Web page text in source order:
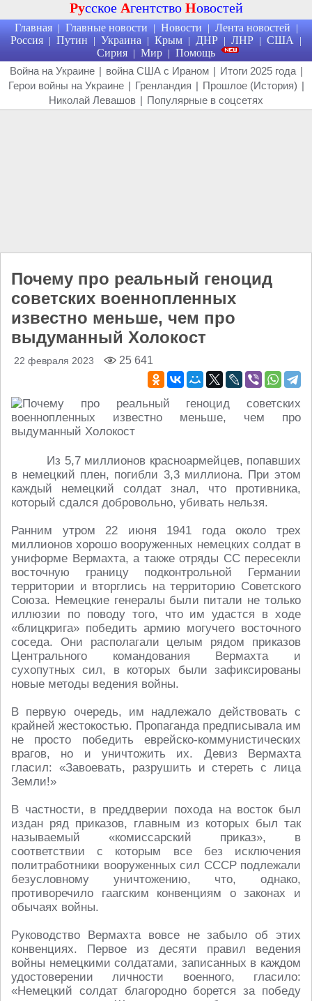
Русское Агентство Новостей
Главная | Главные новости | Новости | Лента новостей |
Россия | Путин | Украина | Крым | ДНР | ЛНР | США |
Сирия | Мир | Помощь
Война на Украине | война США с Ираном | Итоги 2025 года |
Герои войны на Украине | Гренландия | Прошлое (История) |
Николай Левашов | Популярные в соцсетях
Почему про реальный геноцид
советских военнопленных
известно меньше, чем про
выдуманный Холокост
22 февраля 2023 25 641
Из 5,7 миллионов красноармейцев, попавших
в немецкий плен, погибли 3,3 миллиона. При этом
каждый немецкий солдат знал, что противника,
который сдался добровольно, убивать нельзя.
Ранним утром 22 июня 1941 года около трех
миллионов хорошо вооруженных немецких солдат в
униформе Вермахта, а также отряды СС пересекли
восточную границу подконтрольной Германии
территории и вторглись на территорию Советского
Союза. Немецкие генералы были питали не только
иллюзии по поводу того, что им удастся в ходе
«блицкрига» победить армию могучего восточного
соседа. Они располагали целым рядом приказов
Центрального командования Вермахта и
сухопутных сил, в которых были зафиксированы
новые методы ведения войны.
В первую очередь, им надлежало действовать с
крайней жестокостью. Пропаганда предписывала им
не просто победить еврейско-коммунистических
врагов, но и уничтожить их. Девиз Вермахта
гласил: «Завоевать, разрушить и стереть с лица
Земли!»
В частности, в преддверии похода на восток был
издан ряд приказов, главным из которых был так
называемый «комиссарский приказ», в
соответствии с которым все без исключения
политработники вооруженных сил СССР подлежали
безусловному уничтожению, что, однако,
противоречило гаагским конвенциям о законах и
обычаях войны.
Руководство Вермахта вовсе не забыло об этих
конвенциях. Первое из десяти правил ведения
войны немецкими солдатами, записанных в каждом
удостоверении личности военного, гласило:
«Немецкий солдат благородно борется за победу